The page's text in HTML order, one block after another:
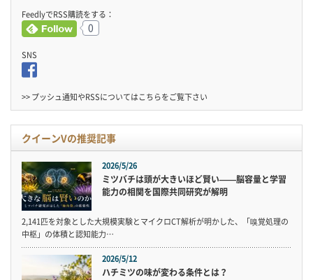
FeedlyでRSS購読をする：
0
SNS
>> プッシュ通知やRSSについてはこちらをご覧下さい
クイーンVの推奨記事
2026/5/26
ミツバチは頭が大きいほど賢い——脳容量と学習
能力の相関を国際共同研究が解明
2,141匹を対象とした大規模実験とマイクロCT解析が明かした、「嗅覚処理の
中枢」の体積と認知能力…
2026/5/12
ハチミツの味が変わる条件とは？